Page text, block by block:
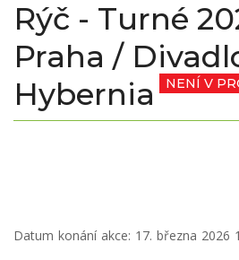
Rýč - Turné
Praha /
Hybernia
NENÍ V
Datum konání akce: 17. března 2026